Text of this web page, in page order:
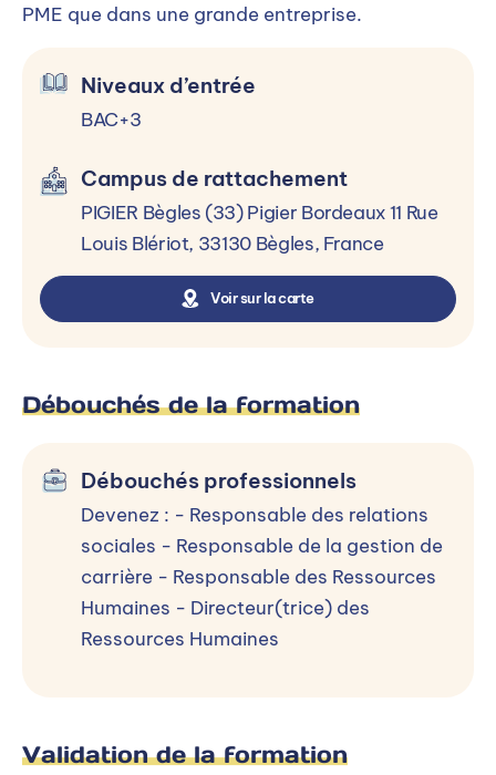
PME que dans une grande entreprise.
Niveaux d’entrée
BAC+3
Campus de rattachement
PIGIER Bègles (33) Pigier Bordeaux 11 Rue
Louis Blériot, 33130 Bègles, France
Voir sur la carte
Débouchés de la formation
Débouchés professionnels
Devenez : - Responsable des relations
sociales - Responsable de la gestion de
carrière - Responsable des Ressources
Humaines - Directeur(trice) des
Ressources Humaines
Validation de la formation
Conduite du changement et restructurations
Relations sociales conflits
BLOC 4 : MANAGEMENT ET
STRATÉGIE RH
Gestion financière et outils de gestion
Anglais professionnel